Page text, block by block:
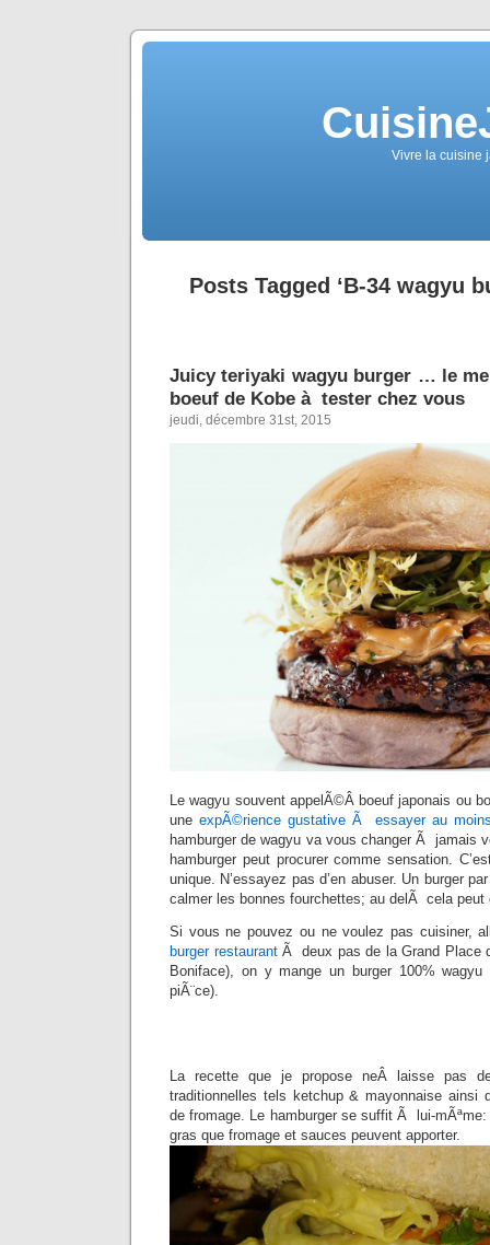
Vivre la cuisine
Posts Tagged ‘B-34 wagyu
Juicy teriyaki wagyu burger … le
boeuf de Kobe à tester chez vous
jeudi, décembre 31st, 2015
Le wagyu souvent appelÃ©Â boeuf japonais ou
une expÃ©rience gustative Ã essayer au
hamburger de wagyu va vous changer Ã jamais
hamburger peut procurer comme sensation.
unique. N’essayez pas d’en abuser. Un burger
calmer les bonnes fourchettes; au delÃ cela
Si vous ne pouvez ou ne voulez pas cuisiner,
burger restaurantÃ deux pas de la Grand Place
Boniface), on y mange un burger 100%
piÃ¨ce).
La recette que je propose neÂ laisse pas
traditionnelles tels ketchup & mayonnaise ainsi
de fromage. Le hamburger se suffit Ã lui-
gras que fromage et sauces peuvent apporter.